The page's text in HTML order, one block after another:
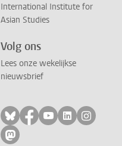
International Institute for
Asian Studies
Volg ons
Lees onze wekelijkse
nieuwsbrief
Volg ons op bluesky
Volg ons op
Volg ons op
Volg ons
Volg
Volg ons op mastodon